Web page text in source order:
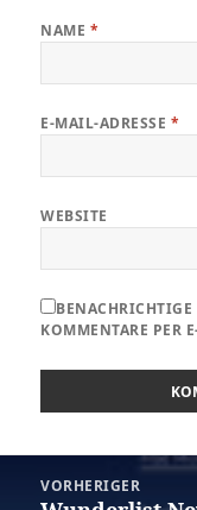
NAME *
E-MAIL-ADRESSE *
WEBSITE
KOMMENTARE PER
Beitragsnavigation
VORHERIGER